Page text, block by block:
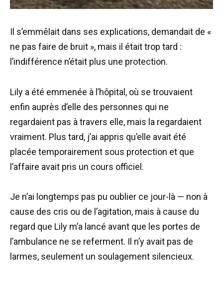
Il s’emmêlait dans ses explications, demandait de «
ne pas faire de bruit », mais il était trop tard :
l’indifférence n’était plus une protection.
Lily a été emmenée à l’hôpital, où se trouvaient
enfin auprès d’elle des personnes qui ne
regardaient pas à travers elle, mais la regardaient
vraiment. Plus tard, j’ai appris qu’elle avait été
placée temporairement sous protection et que
l’affaire avait pris un cours officiel.
Je n’ai longtemps pas pu oublier ce jour-là — non à
cause des cris ou de l’agitation, mais à cause du
regard que Lily m’a lancé avant que les portes de
l’ambulance ne se referment. Il n’y avait pas de
larmes, seulement un soulagement silencieux.